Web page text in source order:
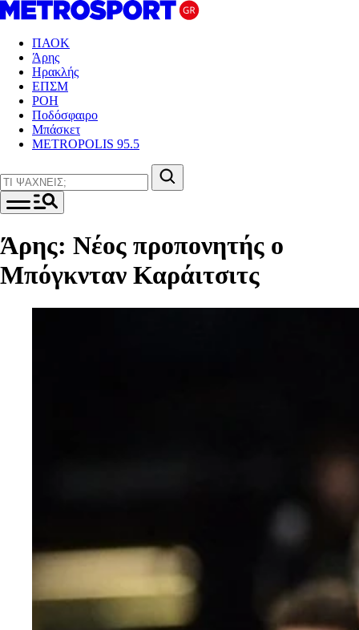
ΠΑΟΚ
Άρης
Ηρακλής
ΕΠΣΜ
ΡΟΗ
Ποδόσφαιρο
Μπάσκετ
METROPOLIS 95.5
Άρης: Νέος προπονητής ο
Μπόγκνταν Καράιτσιτς